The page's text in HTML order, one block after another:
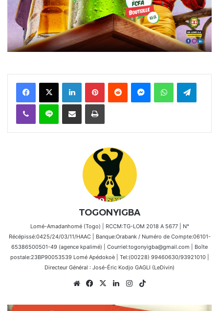
FacebookX Linkedin PinterestReddit MessengerWhatsAppTelegram
Viber Ligne Partager par email Imprimer
TOGONYIGBA
Lomé-Amadanhomé (Togo) | RCCM:TG-LOM 2018 A 5677 | N°
Récépissé:0425/24/03/11/HAAC | Banque:Orabank / Numéro de Compte:06101-
65386500501-49 (agence kpalimé) | Courriel:togonyigba@gmail.com | Boîte
postale:23BP90053539 Lomé Apédokoè | Tel:(00228) 99460630/93921010 |
Directeur Général : José-Éric Kodjo GAGLI (LeDivin)
WebsiteFacebook
X LinkedinInstagram